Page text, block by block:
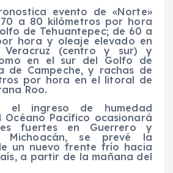
evento de «Norte»
a 80 kilómetros por hora
de Tehuantepec; de 60 a
hora y oleaje elevado en
(centro y sur) y
en el sur del Golfo de
de Campeche, y rachas de
por hora en el litoral de
Roo.
ingreso de humedad
Océano Pacífico ocasionará
fuertes en Guerrero y
Michoacán, se prevé la
un nuevo frente frío hacia
a partir de la mañana del